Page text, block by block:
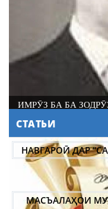
4-уми
шоири
АБАРМАРДИ
СТАТЬИ
НАВГАРОӢ ДАР
МАСЪАЛАҲОИ